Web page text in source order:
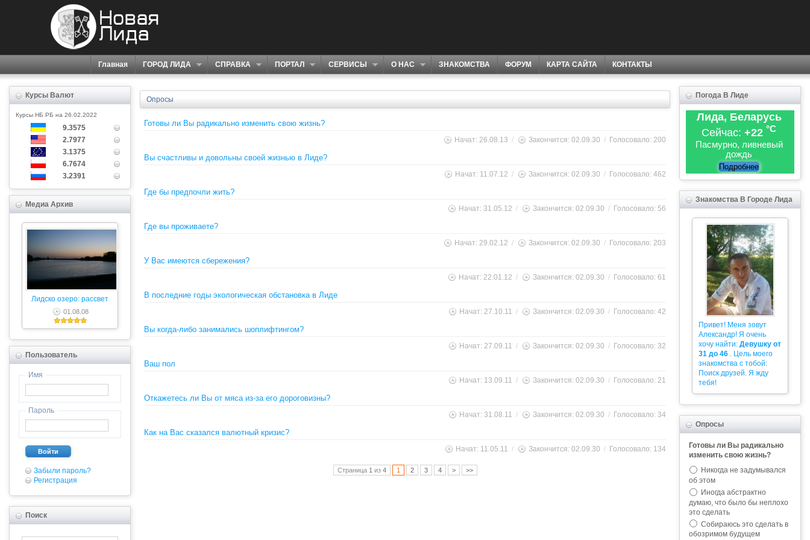
Главная ГОРОД ЛИДА СПРАВКА ПОРТАЛ СЕРВИСЫ О НАС ЗНАКОМСТВА ФОРУМ КАРТА САЙТА КОНТАКТЫ
Курсы Валют
Курсы НБ РБ на 26.02.2022
9.3575
2.7977
3.1375
6.7674
3.2391
Медиа Архив
Лидско озеро: рассвет
01.08.08
Пользователь
Имя
Пароль
Войти
Забыли пароль?
Регистрация
Поиск
Опросы
Готовы ли Вы радикально изменить свою жизнь?
Начат: 26.08.13 / Закончится: 02.09.30 / Голосовало: 200
Вы счастливы и довольны своей жизнью в Лиде?
Начат: 11.07.12 / Закончится: 02.09.30 / Голосовало: 462
Где бы предпочли жить?
Начат: 31.05.12 / Закончится: 02.09.30 / Голосовало: 56
Где вы проживаете?
Начат: 29.02.12 / Закончится: 02.09.30 / Голосовало: 203
У Вас имеются сбережения?
Начат: 22.01.12 / Закончится: 02.09.30 / Голосовало: 61
В последние годы экологическая обстановка в Лиде
Начат: 27.10.11 / Закончится: 02.09.30 / Голосовало: 42
Вы когда-либо занимались шоплифтингом?
Начат: 27.09.11 / Закончится: 02.09.30 / Голосовало: 32
Ваш пол
Начат: 13.09.11 / Закончится: 02.09.30 / Голосовало: 21
Откажетесь ли Вы от мяса из-за его дороговизны?
Начат: 31.08.11 / Закончится: 02.09.30 / Голосовало: 34
Как на Вас сказался валютный кризис?
Начат: 11.05.11 / Закончится: 02.09.30 / Голосовало: 134
Страница 1 из 4 1 2 3 4 > >>
Погода В Лиде
Лида, Беларусь
Сейчас: +22 °C
Пасмурно, ливневый
дождь
Подробнее
Знакомства В Городе Лида
Привет! Меня зовут
Александр! Я очень
хочу найти: Девушку от
31 до 46 . Цель моего
знакомства с тобой:
Поиск друзей. Я жду
тебя!
Опросы
Готовы ли Вы радикально
изменить свою жизнь?
Никогда не задумывался
об этом
Иногда абстрактно
думаю, что было бы неплохо
это сделать
Собираюсь это сделать в
обозримом будущем